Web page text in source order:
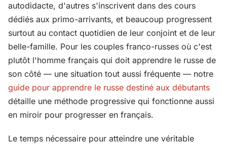
autodidacte, d'autres s'inscrivent dans des cours
dédiés aux primo-arrivants, et beaucoup progressent
surtout au contact quotidien de leur conjoint et de leur
belle-famille. Pour les couples franco-russes où c'est
plutôt l'homme français qui doit apprendre le russe de
son côté — une situation tout aussi fréquente — notre
guide pour apprendre le russe destiné aux débutants
détaille une méthode progressive qui fonctionne aussi
en miroir pour progresser en français.
Le temps nécessaire pour atteindre une véritable